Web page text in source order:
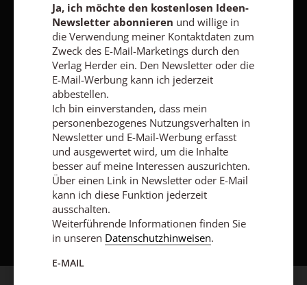
Vertrag widerrufen Abo online kündigen
Ja, ich möchte den kostenlosen Ideen-
Newsletter abonnieren und willige in
die Verwendung meiner Kontaktdaten zum
Zweck des E-Mail-Marketings durch den
Verlag Herder ein. Den Newsletter oder die
E-Mail-Werbung kann ich jederzeit
abbestellen.
Ich bin einverstanden, dass mein
personenbezogenes Nutzungsverhalten in
Newsletter und E-Mail-Werbung erfasst
und ausgewertet wird, um die Inhalte
besser auf meine Interessen auszurichten.
Über einen Link in Newsletter oder E-Mail
kann ich diese Funktion jederzeit
ausschalten.
Weiterführende Informationen finden Sie
in unseren Datenschutzhinweisen.
E-MAIL